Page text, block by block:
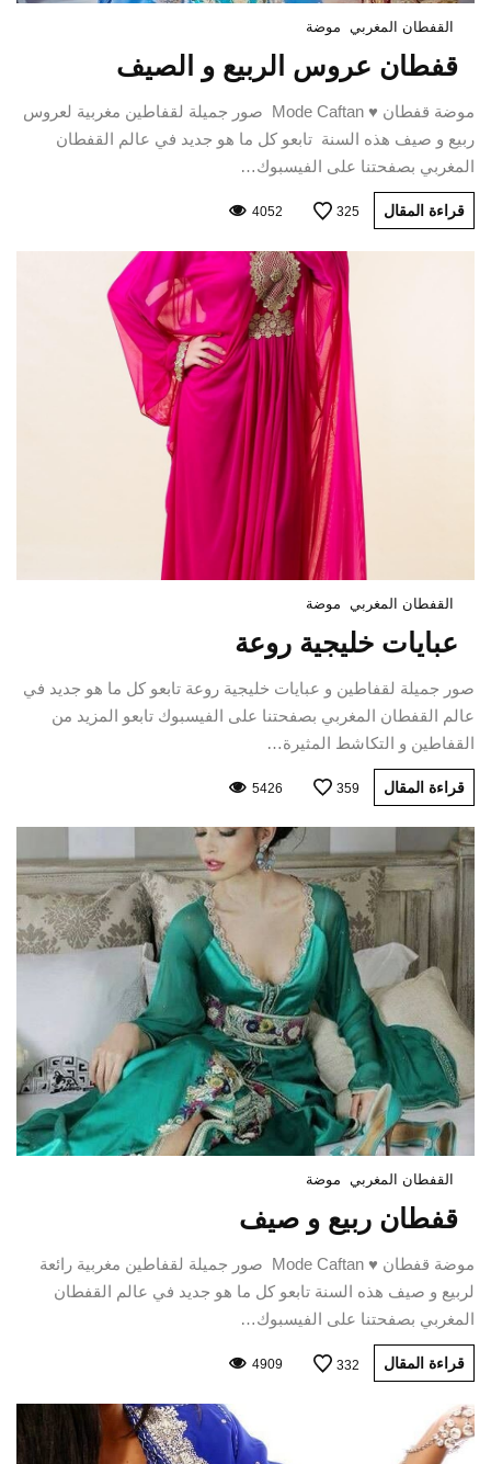
القفطان المغربي موضة
قفطان عروس الربيع و الصيف
موضة قفطان ♥ Mode Caftan صور جميلة لقفاطين مغربية لعروس
ربيع و صيف هذه السنة تابعو كل ما هو جديد في عالم القفطان
المغربي بصفحتنا على الفيسبوك…
قراءة المقال 325
4052
القفطان المغربي موضة
عبايات خليجية روعة
صور جميلة لقفاطين و عبايات خليجية روعة تابعو كل ما هو جديد في
عالم القفطان المغربي بصفحتنا على الفيسبوك تابعو المزيد من
القفاطين و التكاشط المثيرة…
قراءة المقال 359
5426
القفطان المغربي موضة
قفطان ربيع و صيف
موضة قفطان ♥ Mode Caftan صور جميلة لقفاطين مغربية رائعة
لربيع و صيف هذه السنة تابعو كل ما هو جديد في عالم القفطان
المغربي بصفحتنا على الفيسبوك…
قراءة المقال 332
4909